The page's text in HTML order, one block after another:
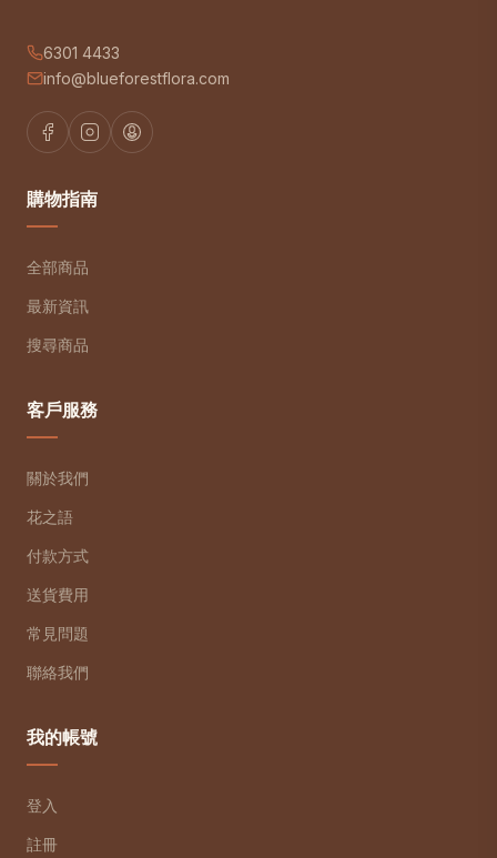
6301 4433
info@blueforestflora.com
購物指南
全部商品
最新資訊
搜尋商品
客戶服務
關於我們
花之語
付款方式
送貨費用
常見問題
聯絡我們
我的帳號
登入
註冊